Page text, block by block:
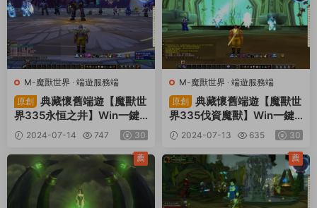
M-魔獸世界 · 端遊服務端
原創
典藏懷舊端遊【魔獸世
界335永恒之井】Win一鍵
服務端+PC客戶端+網頁注
冊+GM指令教程+視頻架設
教程
2024-07-14 747 30
M-魔獸世界 · 端遊服務端
原創
典藏懷舊端遊【魔獸世
界335伐資魔獸】Win一鍵
服務端+PC客戶端+網頁注
冊+GM指令教程+視頻架設
教程
2024-07-13 635 30
薦 薦